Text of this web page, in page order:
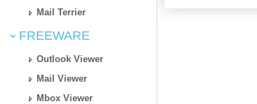
Mail Terrier
FREEWARE
Outlook Viewer
Mail Viewer
Mbox Viewer